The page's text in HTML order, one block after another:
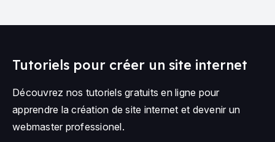
Tutoriels pour créer un site internet
Découvrez nos tutoriels gratuits en ligne pour
apprendre la création de site internet et devenir un
webmaster professionel.